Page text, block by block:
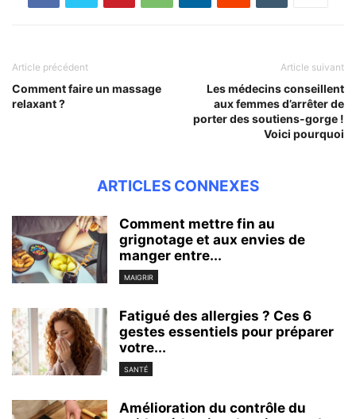
Article précédent
Comment faire un massage
relaxant ?
Article suivant
Les médecins conseillent
aux femmes d’arrêter de
porter des soutiens-gorge !
Voici pourquoi
ARTICLES CONNEXES
Comment mettre fin au
grignotage et aux envies de
manger entre...
MAIGRIR
Fatigué des allergies ? Ces 6
gestes essentiels pour préparer
votre...
SANTÉ
Amélioration du contrôle du